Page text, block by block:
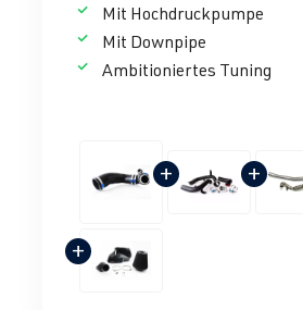
Mit Hochdruckpumpe
Mit Downpipe
Ambitioniertes Tuning
+ +
+